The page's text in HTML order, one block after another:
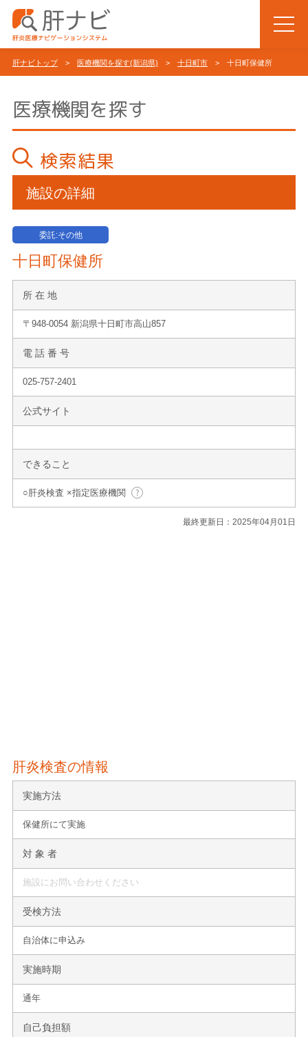
肝ナビトップ> 医療機関を探す(新潟県) > 十日町市 > 十日町保健所
医療機関を探す
検索結果
施設の詳細
委託:その他
十日町保健所
所 在 地
〒948-0054 新潟県十日町市高山857
電 話 番 号
025-757-2401
公式サイト
できること
○肝炎検査 ×指定医療機関
最終更新日：2025年04月01日
肝炎検査の情報
実施方法
保健所にて実施
対 象 者
施設にお問い合わせください
受検方法
自治体に申込み
実施時期
通年
自己負担額